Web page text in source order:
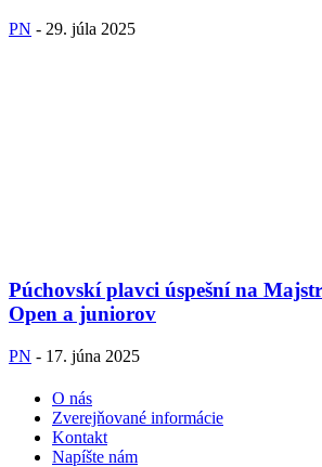
PN - 29. júla 2025
Púchovskí plavci úspešní na
Open a juniorov
PN - 17. júna 2025
O nás
Zverejňované informácie
Kontakt
Napíšte nám